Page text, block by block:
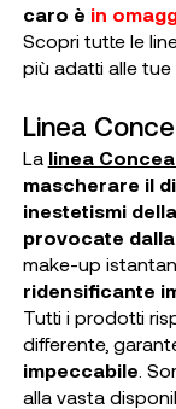
caro è in
Scopri tutte le
più adatti alle tue
Linea
La linea
mascherare il
inestetismi
provocate
make-up
ridensificante
Tutti i prodotti
differente,
impeccabile .
alla vasta